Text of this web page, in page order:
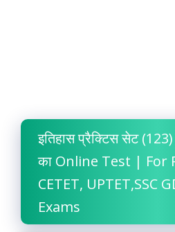
इतिहास प्रैक्टिस सेट (123)
का Online Test | For
CETET, UPTET,SSC
Exams